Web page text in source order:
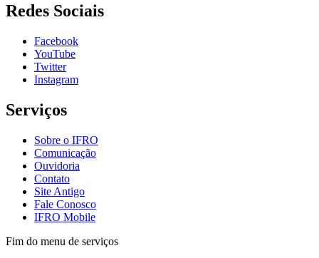
Redes Sociais
Facebook
YouTube
Twitter
Instagram
Serviços
Sobre o IFRO
Comunicação
Ouvidoria
Contato
Site Antigo
Fale Conosco
IFRO Mobile
Fim do menu de serviços